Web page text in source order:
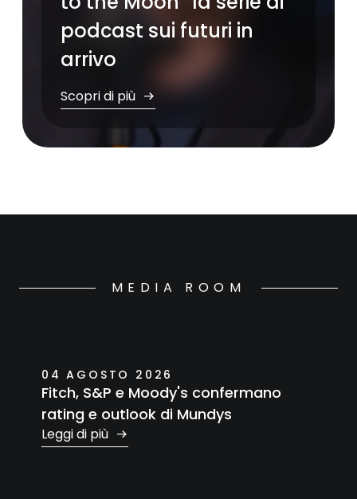
podcast sui futuri in
arrivo
Scopri di più
MEDIA ROOM
04 AGOSTO 2026
Fitch, S&P e Moody's confermano
rating e outlook di Mundys
Leggi di più